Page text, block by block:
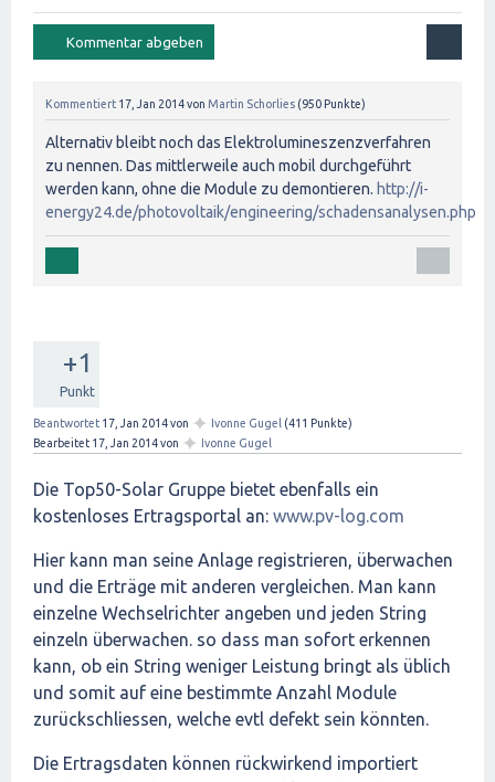
Kommentiert 17, Jan 2014von Martin Schorlies (950 Punkte)
Alternativ bleibt noch das Elektrolumineszenzverfahren
zu nennen. Das mittlerweile auch mobil durchgeführt
werden kann, ohne die Module zu demontieren. http://i-
energy24.de/photovoltaik/engineering/schadensanalysen.php
+1
Punkt
Beantwortet 17, Jan 2014von ✦ Ivonne Gugel (411 Punkte)
Bearbeitet 17, Jan 2014von ✦ Ivonne Gugel
Die Top50-Solar Gruppe bietet ebenfalls ein
kostenloses Ertragsportal an: www.pv-log.com
Hier kann man seine Anlage registrieren, überwachen
und die Erträge mit anderen vergleichen. Man kann
einzelne Wechselrichter angeben und jeden String
einzeln überwachen. so dass man sofort erkennen
kann, ob ein String weniger Leistung bringt als üblich
und somit auf eine bestimmte Anzahl Module
zurückschliessen, welche evtl defekt sein könnten.
Die Ertragsdaten können rückwirkend importiert